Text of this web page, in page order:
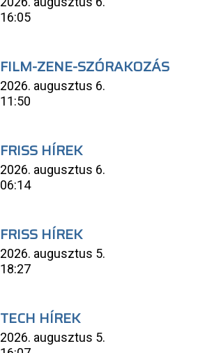
16:05
FILM-ZENE-SZÓRAKOZÁS
2026. augusztus 6.
11:50
FRISS HÍREK
2026. augusztus 6.
06:14
FRISS HÍREK
2026. augusztus 5.
18:27
TECH HÍREK
2026. augusztus 5.